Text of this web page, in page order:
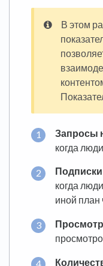
В этом
Запросы
когда
когда
иной план